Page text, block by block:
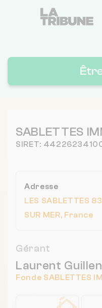
SABLETTES
SIRET:
Adresse
LES SABLETTES
SUR MER, France
Gérant
Laurent
Fonde SABLETTES